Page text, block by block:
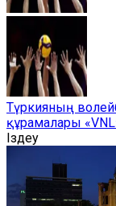
Түркияның
құрамалары
Іздеу